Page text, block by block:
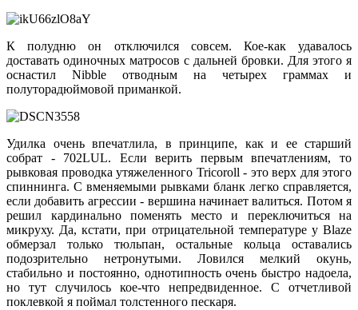
К полудню он отключился совсем. Кое-как удавалось
доставать одиночных матросов с дальней бровки. Для этого я
оснастил Nibble отводным на четырех граммах и
полуторадюймовой приманкой.
Удилка очень впечатлила, в принципе, как и ее старший
собрат - 702LUL. Если верить первым впечатлениям, то
рывковая проводка утяжеленного Tricoroll - это верх для этого
спиннинга. С вменяемыми рывками бланк легко справляется,
если добавить агрессии - вершина начинает валиться. Потом я
решил кардинально поменять место и переключиться на
микруху. Да, кстати, при отрицательной температуре у Blaze
обмерзал только тюльпан, остальные кольца оставались
подозрительно нетронутыми. Ловился мелкий окунь,
стабильно и постоянно, однотипность очень быстро надоела,
но тут случилось кое-что непредвиденное. С отчетливой
поклевкой я поймал толстенного пескаря.